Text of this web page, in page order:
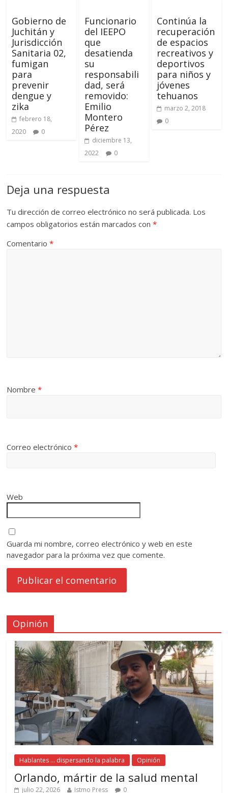
Gobierno de
Juchitán y
Jurisdicción
Sanitaria 02,
fumigan
para
prevenir
dengue y
zika
febrero 18,
2020
0
Funcionario
del IEEPO
que
desatienda
su
responsabili
dad, será
removido:
Emilio
Montero
Pérez
diciembre 13,
2022
0
Continúa la
recuperación
de espacios
recreativos y
deportivos
para niños y
jóvenes
tehuanos
marzo 2, 2018
0
Deja una respuesta
Tu dirección de correo electrónico no será publicada. Los
campos obligatorios están marcados con*
Comentario*
Nombre*
Correo electrónico*
Web
Guarda mi nombre, correo electrónico y web en este
navegador para la próxima vez que comente.
Opinión
Hablantes ... dispersando la palabra Opinión
Orlando, mártir de la salud mental
julio 22, 2026 Istmo Press 0